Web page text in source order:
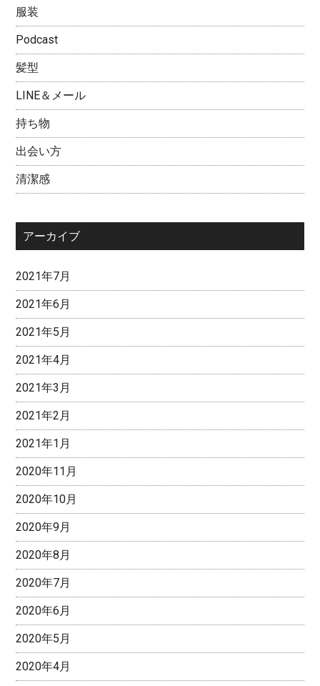
服装
Podcast
髪型
LINE＆メール
持ち物
出会い方
清潔感
アーカイブ
2021年7月
2021年6月
2021年5月
2021年4月
2021年3月
2021年2月
2021年1月
2020年11月
2020年10月
2020年9月
2020年8月
2020年7月
2020年6月
2020年5月
2020年4月